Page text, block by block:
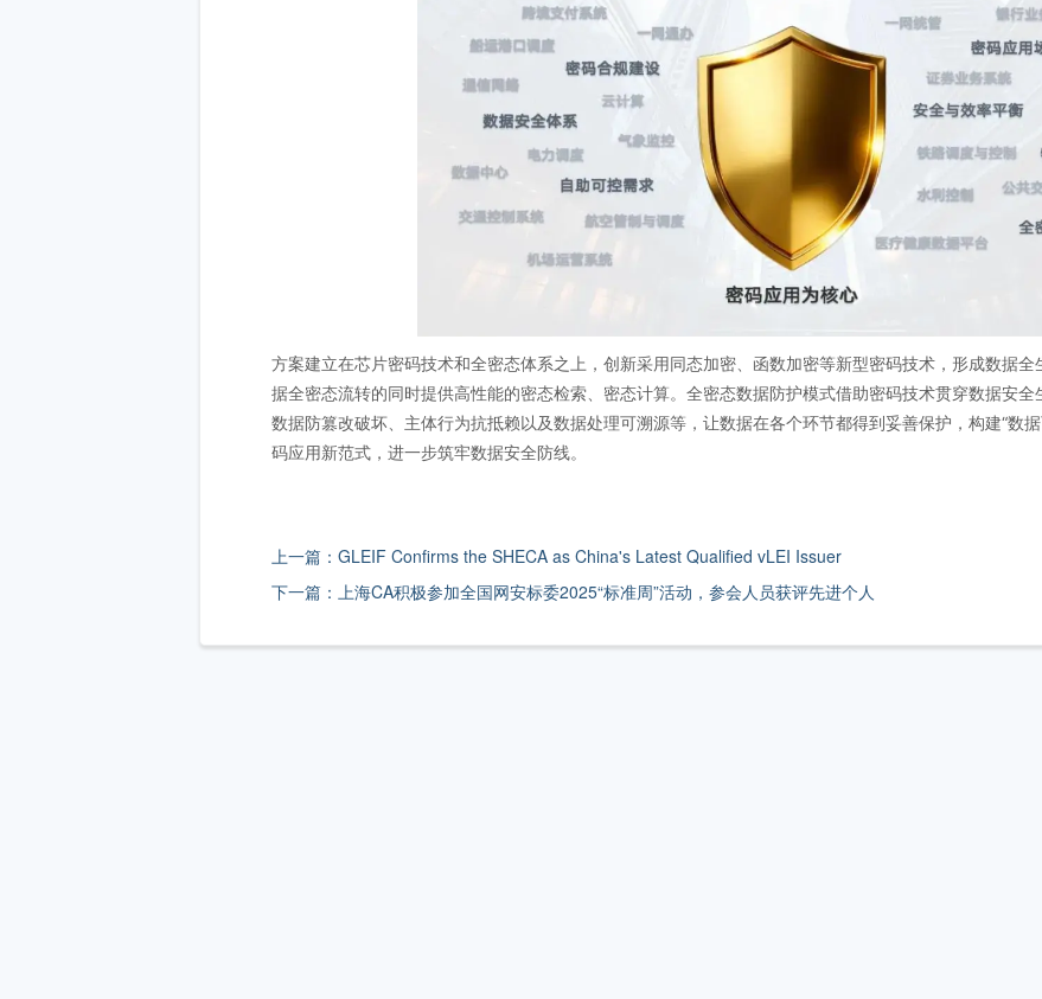
方案建立在芯片密码技术和全密态体系之上，创新采用同态加密、函数加密等新型密码技术，形成数据
据全密态流转的同时提供高性能的密态检索、密态计算。全密态数据防护模式借助密码技术贯穿数据安全
数据防篡改破坏、主体行为抗抵赖以及数据处理可溯源等，让数据在各个环节都得到妥善保护，构建“数
码应用新范式，进一步筑牢数据安全防线。
上一篇：GLEIF Confirms the SHECA as China's Latest Qualified vLEI Issuer
下一篇：上海CA积极参加全国网安标委2025“标准周”活动，参会人员获评先进个人